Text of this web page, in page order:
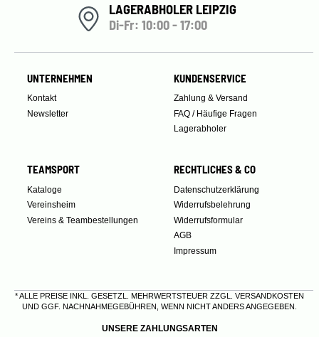
LAGERABHOLER LEIPZIG
Di-Fr: 10:00 - 17:00
UNTERNEHMEN
Kontakt
Newsletter
KUNDENSERVICE
Zahlung & Versand
FAQ / Häufige Fragen
Lagerabholer
TEAMSPORT
Kataloge
Vereinsheim
Vereins & Teambestellungen
RECHTLICHES & CO
Datenschutzerklärung
Widerrufsbelehrung
Widerrufsformular
AGB
Impressum
* ALLE PREISE INKL. GESETZL. MEHRWERTSTEUER ZZGL. VERSANDKOSTEN
UND GGF. NACHNAHMEGEBÜHREN, WENN NICHT ANDERS ANGEGEBEN.
UNSERE ZAHLUNGSARTEN